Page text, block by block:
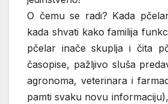
O čemu se radi? Kada
kada shvati kako familija
pčelar inače skuplja i čita
časopise, pažljivo sluša
agronoma, veterinara i
pamti svaku novu